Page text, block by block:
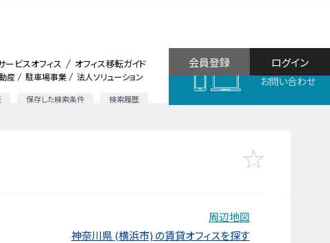
産 駐車場事業 法人ソリューション
保存した検索条件 検索履歴
ビスオフィス オフィス移転ガイド
お問い合わせ
ログイン
会員登録
周辺地図
神奈川県 (横浜市) の賃貸オフィスを探す